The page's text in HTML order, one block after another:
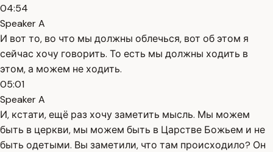
04:54
Speaker A
И вот то, во что мы должны облечься, вот об этом я
сейчас хочу говорить. То есть мы должны ходить в
этом, а можем не ходить.
05:01
Speaker A
И, кстати, ещё раз хочу заметить мысль. Мы можем
быть в церкви, мы можем быть в Царстве Божьем и не
быть одетыми. Вы заметили, что там происходило? Он